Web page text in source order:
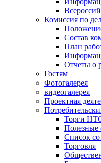
Комиссия по
Состав
План
Отчеты о
Гостям
Фотогалерея
видеогалерея
Проектная
Торги
Полезные
Список
Торговля